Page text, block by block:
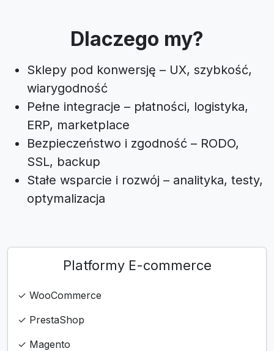
Dlaczego my?
Sklepy pod konwersję – UX, szybkość,
wiarygodność
Pełne integracje – płatności, logistyka,
ERP, marketplace
Bezpieczeństwo i zgodność – RODO,
SSL, backup
Stałe wsparcie i rozwój – analityka, testy,
optymalizacja
Platformy E-commerce
✓ WooCommerce
✓ PrestaShop
✓ Magento